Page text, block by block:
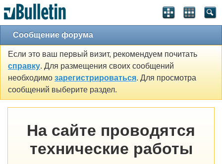
Сообщение форума
Если это ваш первый визит, рекомендуем почитать
справку. Для размещения своих сообщений
необходимо зарегистрироваться. Для просмотра
сообщений выберите раздел.
На сайте проводятся
технические работы